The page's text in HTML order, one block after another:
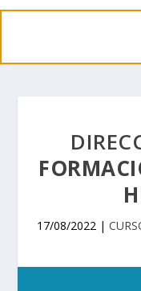
17/08/2022 |